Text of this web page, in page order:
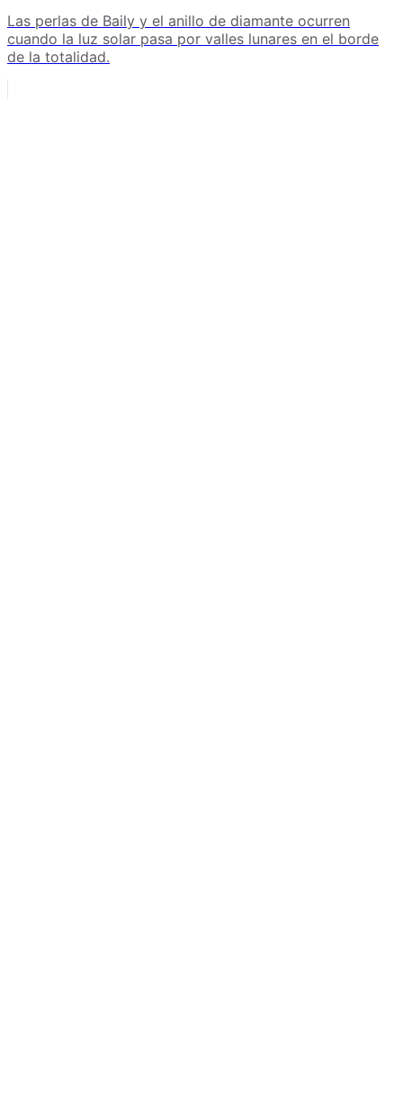
Las perlas de Baily y el anillo de diamante ocurren
cuando la luz solar pasa por valles lunares en el borde
de la totalidad.